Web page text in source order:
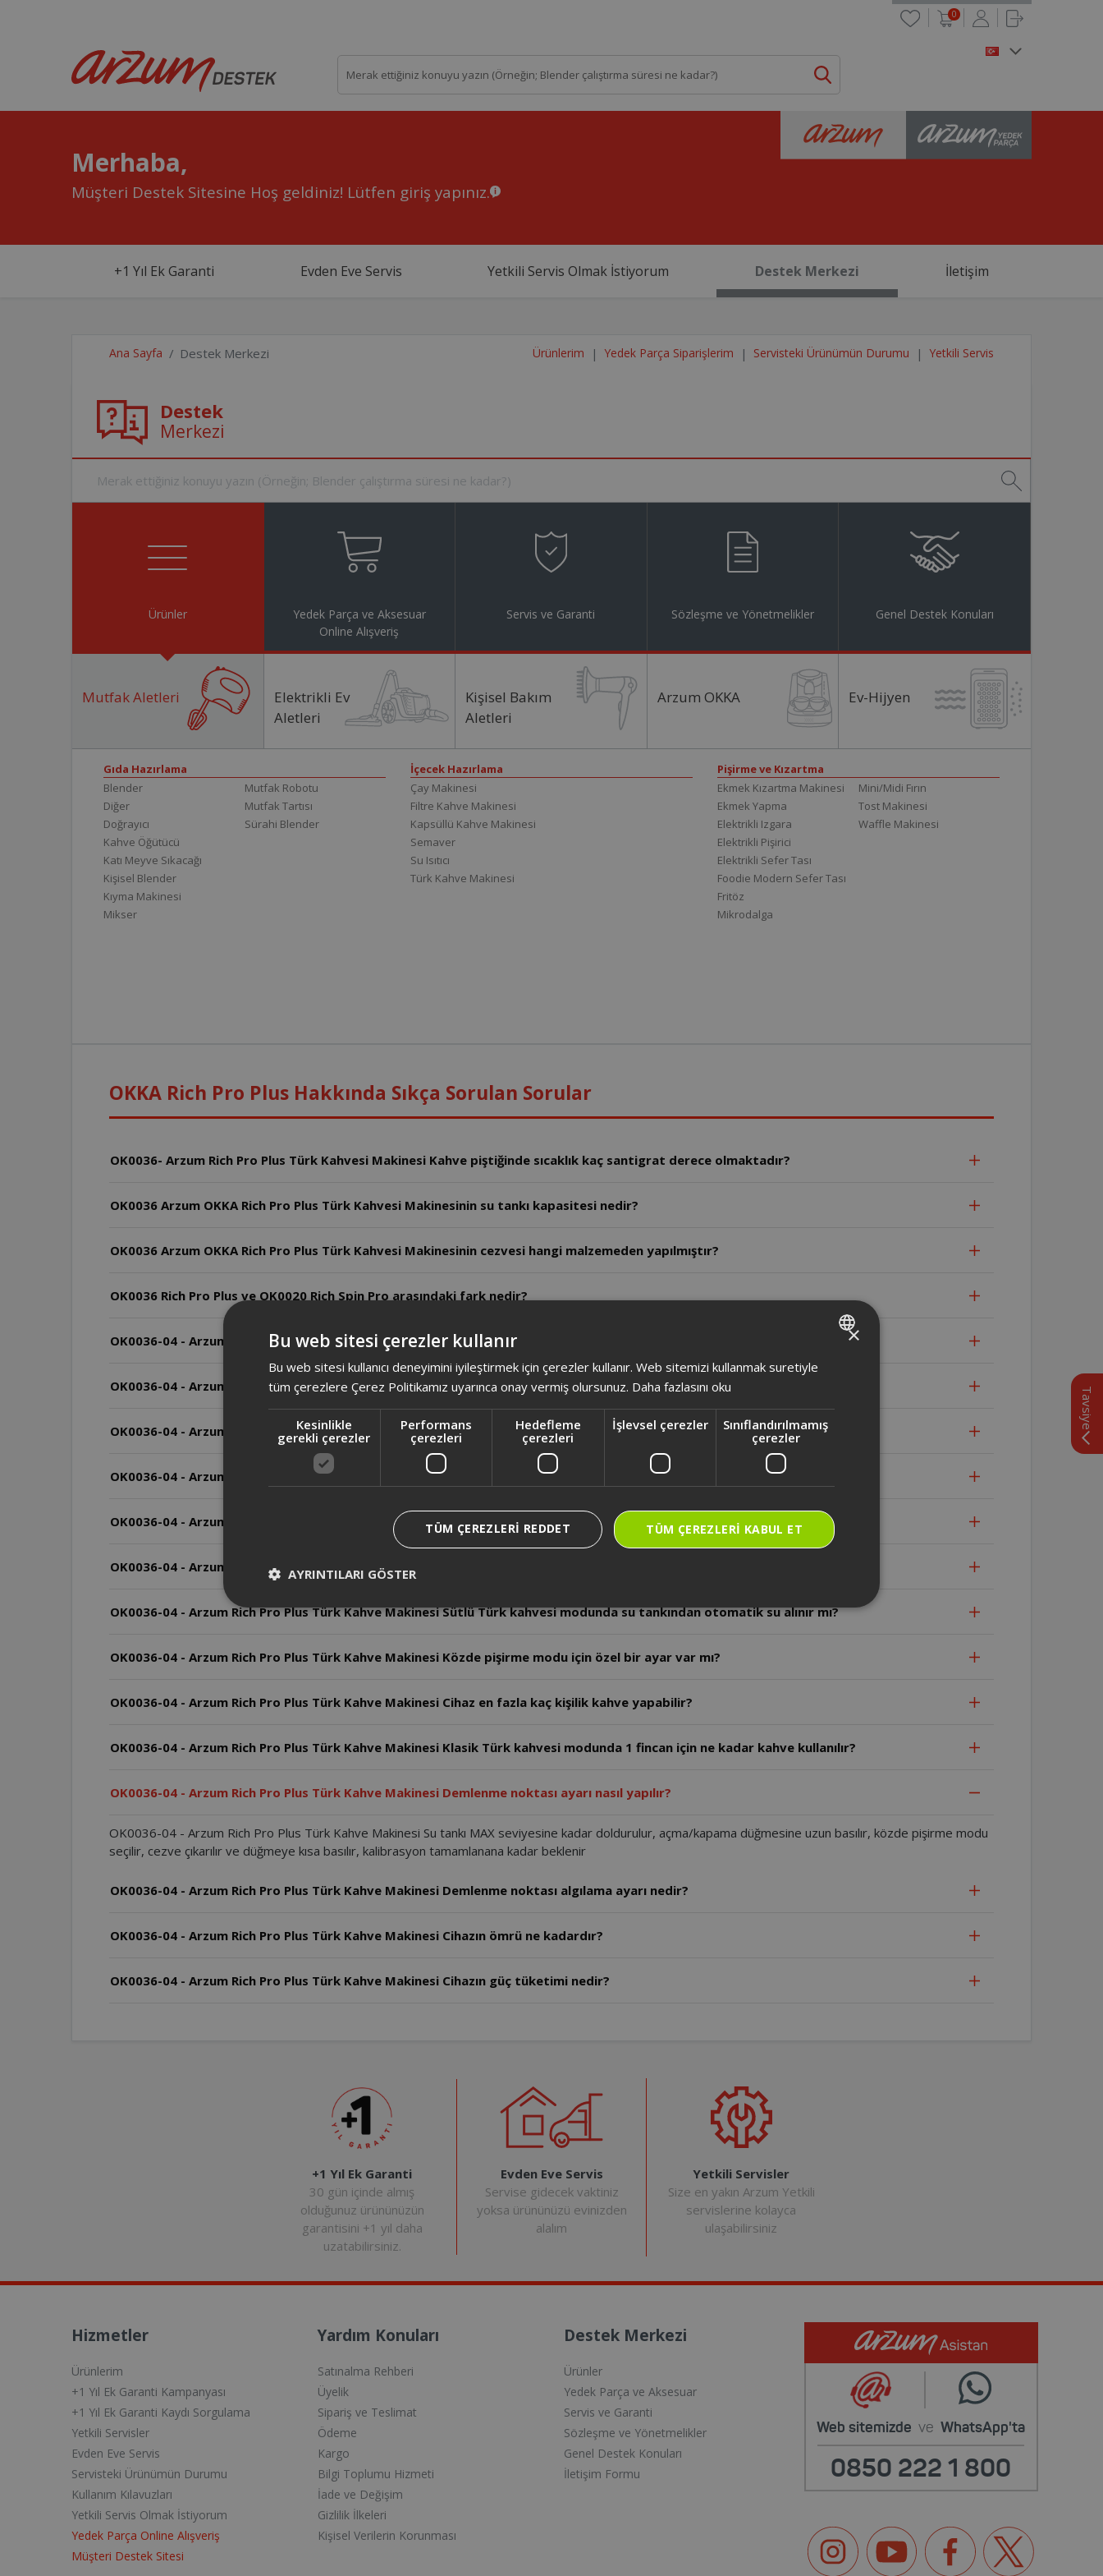
0
Merhaba,
Müşteri Destek Sitesine Hoş geldiniz! Lütfen giriş yapınız.
+1 Yıl Ek Garanti Evden Eve Servis Yetkili Servis Olmak İstiyorum Destek Merkezi İletişim
Ana Sayfa Destek Merkezi Ürünlerim Yedek Parça Siparişlerim Servisteki Ürünümün Durumu Yetkili Servis
Destek
Merkezi
Ürünler
Yedek Parça ve Aksesuar
Online Alışveriş
Servis ve Garanti Sözleşme ve Yönetmelikler Genel Destek Konuları
Mutfak Aletleri
Elektrikli Ev
Aletleri
Kişisel Bakım
Aletleri
Arzum OKKA Ev-Hijyen
Gıda Hazırlama
Blender
Diğer
Doğrayıcı
Kahve Öğütücü
Katı Meyve Sıkacağı
Kişisel Blender
Kıyma Makinesi
Mikser
Mutfak Robotu
Mutfak Tartısı
Sürahi Blender
İçecek Hazırlama
Çay Makinesi
Filtre Kahve Makinesi
Kapsüllü Kahve Makinesi
Semaver
Su Isıtıcı
Türk Kahve Makinesi
Pişirme ve Kızartma
Ekmek Kızartma Makinesi
Ekmek Yapma
Elektrikli Izgara
Elektrikli Pişirici
Elektrikli Sefer Tası
Foodie Modern Sefer Tası
Fritöz
Mikrodalga
Mini/Midi Fırın
Tost Makinesi
Waffle Makinesi
OKKA Rich Pro Plus Hakkında Sıkça Sorulan Sorular
OK0036- Arzum Rich Pro Plus Türk Kahvesi Makinesi Kahve piştiğinde sıcaklık kaç santigrat derece olmaktadır?
OK0036 Arzum OKKA Rich Pro Plus Türk Kahvesi Makinesinin su tankı kapasitesi nedir?
OK0036 Arzum OKKA Rich Pro Plus Türk Kahvesi Makinesinin cezvesi hangi malzemeden yapılmıştır?
OK0036 Rich Pro Plus ve OK0020 Rich Spin Pro arasındaki fark nedir?
OK0036-04 - Arzum Rich Pro Plus Türk Kahve Makinesi Cihazın "susuz pişirme emniyeti" nedir?
OK0036-04 - Arzum Rich Pro Plus Türk Kahve Makinesi Cihazın aksesuarları nelerdir?
OK0036-04 - Arzum Rich Pro Plus Türk Kahve Makinesi Kireçlenme nasıl giderilir?
OK0036-04 - Arzum Rich Pro Plus Türk Kahve Makinesi Ana gövde nasıl temizlenir?
OK0036-04 - Arzum Rich Pro Plus Türk Kahve Makinesi Soğuk süt köpürtme modunda maksimum süt miktarı nedir?
OK0036-04 - Arzum Rich Pro Plus Türk Kahve Makinesi Sütlü içecek modunda hangi içecekler hazırlanabilir?
OK0036-04 - Arzum Rich Pro Plus Türk Kahve Makinesi Sütlü Türk kahvesi modunda su tankından otomatik su alınır mı?
OK0036-04 - Arzum Rich Pro Plus Türk Kahve Makinesi Közde pişirme modu için özel bir ayar var mı?
OK0036-04 - Arzum Rich Pro Plus Türk Kahve Makinesi Cihaz en fazla kaç kişilik kahve yapabilir?
OK0036-04 - Arzum Rich Pro Plus Türk Kahve Makinesi Klasik Türk kahvesi modunda 1 fincan için ne kadar kahve kullanılır?
OK0036-04 - Arzum Rich Pro Plus Türk Kahve Makinesi Demlenme noktası ayarı nasıl yapılır?
OK0036-04 - Arzum Rich Pro Plus Türk Kahve Makinesi Su tankı MAX seviyesine kadar doldurulur, açma/kapama düğmesine uzun basılır, közde pişirme modu
seçilir, cezve çıkarılır ve düğmeye kısa basılır, kalibrasyon tamamlanana kadar beklenir
OK0036-04 - Arzum Rich Pro Plus Türk Kahve Makinesi Demlenme noktası algılama ayarı nedir?
OK0036-04 - Arzum Rich Pro Plus Türk Kahve Makinesi Cihazın ömrü ne kadardır?
OK0036-04 - Arzum Rich Pro Plus Türk Kahve Makinesi Cihazın güç tüketimi nedir?
Tavsiye
+1 Yıl Ek Garanti
30 gün içinde almış
olduğunuz ürününüzün
garantisini +1 yıl daha
uzatabilirsiniz.
Evden Eve Servis
Servise gidecek vaktiniz
yoksa ürününüzü evinizden
alalım
Yetkili Servisler
Size en yakın Arzum Yetkili
servislerine kolayca
ulaşabilirsiniz
Hizmetler
Ürünlerim
+1 Yıl Ek Garanti Kampanyası
+1 Yıl Ek Garanti Kaydı Sorgulama
Yetkili Servisler
Evden Eve Servis
Servisteki Ürünümün Durumu
Kullanım Kılavuzları
Yetkili Servis Olmak İstiyorum
Yedek Parça Online Alışveriş
Müşteri Destek Sitesi
Yardım Konuları
Satınalma Rehberi
Üyelik
Sipariş ve Teslimat
Ödeme
Kargo
Bilgi Toplumu Hizmeti
İade ve Değişim
Gizlilik İlkeleri
Kişisel Verilerin Korunması
Destek Merkezi
Ürünler
Yedek Parça ve Aksesuar
Servis ve Garanti
Sözleşme ve Yönetmelikler
Genel Destek Konuları
İletişim Formu
Web sitemizde ve WhatsApp'ta
0850 222 1 800
TURKISH
×
Bu web sitesi çerezler kullanır
Bu web sitesi kullanıcı deneyimini iyileştirmek için çerezler kullanır. Web sitemizi kullanmak suretiyle
tüm çerezlere Çerez Politikamız uyarınca onay vermiş olursunuz. Daha fazlasını oku
Kesinlikle
gerekli çerezler
Performans
çerezleri
Hedefleme
çerezleri
İşlevsel çerezler
Sınıflandırılmamış
çerezler
TÜM ÇEREZLERI KABUL ET
TÜM ÇEREZLERI REDDET
AYRINTILARI GÖSTER